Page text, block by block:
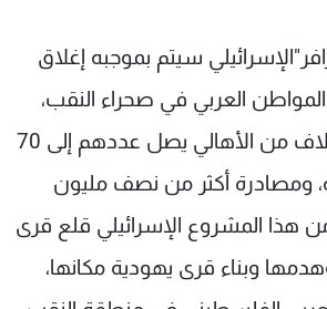
سيتم بموجبه إغلاق
العربي في صحراء النقب،
واقتلاع عشرات الآلاف من الأهالي يصل عددهم إلى 70
وهدم 22 قرية، ومصادرة أكثر من نصف مليون
هذا المشروع الإسرائيلي قلع قرى
وبناء قرى يهودية مكانها،
سياسة الخصوصية